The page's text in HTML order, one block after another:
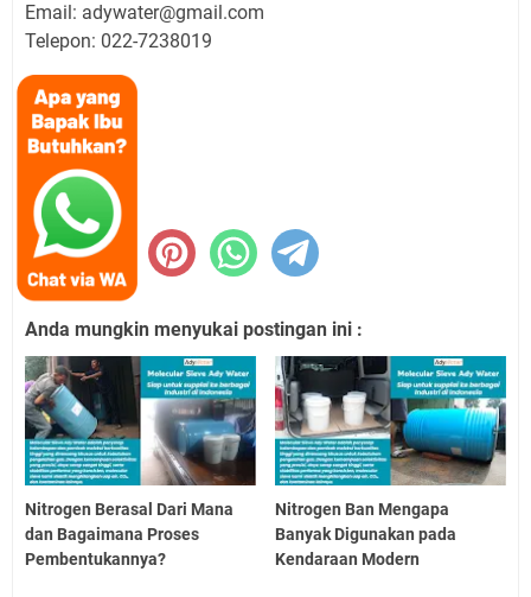
Email: adywater@gmail.com
Telepon: 022-7238019
Lokasi:
Berbagi :
Anda mungkin menyukai postingan ini :
Nitrogen Berasal Dari Mana
dan Bagaimana Proses
Pembentukannya?
Nitrogen Ban Mengapa
Banyak Digunakan pada
Kendaraan Modern